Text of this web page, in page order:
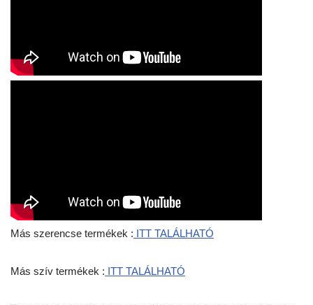
Más szerencse termékek : ITT TALÁLHATÓ
Más szív termékek : ITT TALÁLHATÓ